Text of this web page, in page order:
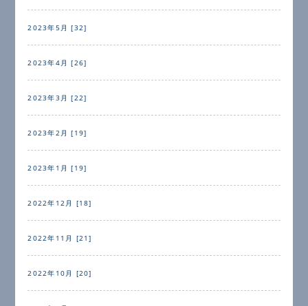
2023年5月 [32]
2023年4月 [26]
2023年3月 [22]
2023年2月 [19]
2023年1月 [19]
2022年12月 [18]
2022年11月 [21]
2022年10月 [20]